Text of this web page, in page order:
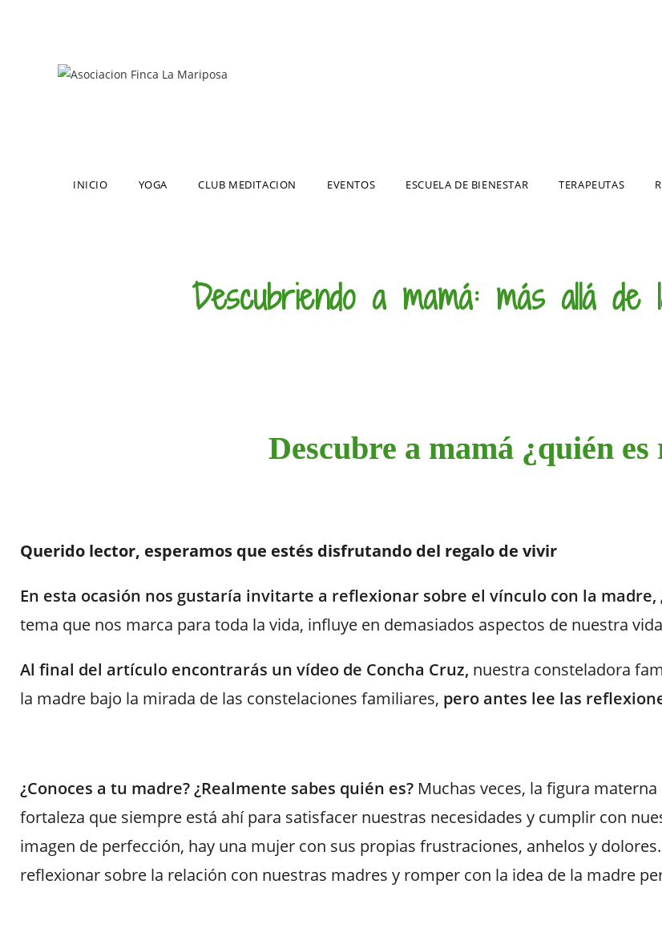
INICIO YOGA CLUB MEDITACION EVENTOS ESCUELA DE BIENESTAR TERAPEUTAS
Descubriendo a mamá: más allá
Descubre a mamá ¿quién es
Querido lector, esperamos que estés disfrutando del regalo de vivir
En esta ocasión nos gustaría invitarte a reflexionar sobre el vínculo con la madre,
tema que nos marca para toda la vida, influye en demasiados aspectos de nuestra
Al final del artículo encontrarás un vídeo de Concha Cruz, nuestra consteladora
la madre bajo la mirada de las constelaciones familiares, pero antes lee las
¿Conoces a tu madre? ¿Realmente sabes quién es?Muchas veces, la figura
fortaleza que siempre está ahí para satisfacer nuestras necesidades y cumplir con
imagen de perfección, hay una mujer con sus propias frustraciones, anhelos y dolores.
reflexionar sobre la relación con nuestras madres y romper con la idea de la madre